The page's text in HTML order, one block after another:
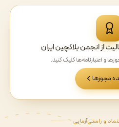
از انجمن بلاکچین ایران
و اعتبارنامه‌ها کلیک کنید.
مجوزها
و راستی‌آزمایی